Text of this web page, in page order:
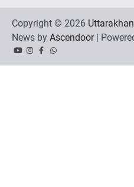
Copyright © 2026
News by Ascendoor|
YouTubeInstagram
Facebook
Whatsapp